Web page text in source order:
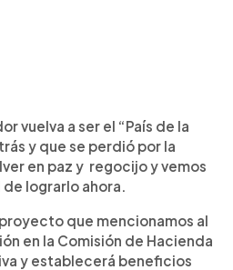
vuelva a ser el “País de la
y que se perdió por la
en paz y regocijo y vemos
lograrlo ahora.
que mencionamos al
en la Comisión de Hacienda
y establecerá beneficios